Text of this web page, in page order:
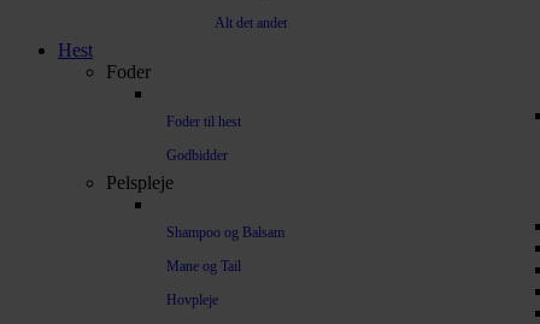
Alt det andet
Hest
Foder
Foder til hest
Godbidder
Pelspleje
Shampoo og Balsam
Mane og Tail
Hovpleje